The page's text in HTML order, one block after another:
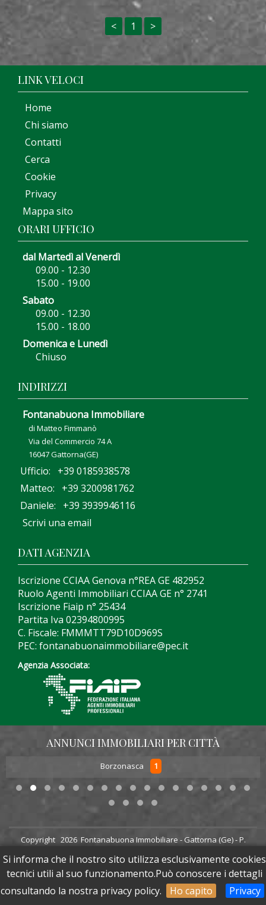
Si informa che il nostro sito utilizza esclusivamente cookies
tecnici utili al suo funzionamento.Può conoscere i dettagli
consultando la nostra privacy policy.
Ho capito Privacy
< 1 >
LINK VELOCI
Home
Chi siamo
Contatti
Cerca
Cookie
Privacy
Mappa sito
ORARI UFFICIO
dal Martedì al Venerdì
09.00 - 12.30
15.00 - 19.00
Sabato
09.00 - 12.30
15.00 - 18.00
Domenica e Lunedì
Chiuso
INDIRIZZI
Fontanabuona Immobiliare
di Matteo Fimmanò
Via del Commercio 74 A
16047 Gattorna(GE)
Ufficio: +39 0185938578
Matteo: +39 3200981762
Daniele: +39 3939946116
Scrivi una email
DATI AGENZIA
Iscrizione CCIAA Genova n°REA GE 482952
Ruolo Agenti Immobiliari CCIAA GE n° 2741
Iscrizione Fiaip n° 25434
Partita Iva 02394800995
C. Fiscale: FMMMTT79D10D969S
PEC: fontanabuonaimmobiliare@pec.it
Agenzia Associata:
ANNUNCI IMMOBILIARI PER CITTÀ
Borzonasca 1
Copyright 2026 Fontanabuona Immobiliare - Gattorna (Ge) - P.
Powered byWeb65 - Web Agency Rapallo
Sito aggiornato il:28/07/2026 alle 17:29